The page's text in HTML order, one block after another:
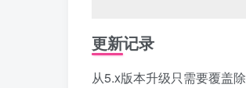
更新记录
从5.x版本升级只需要覆盖